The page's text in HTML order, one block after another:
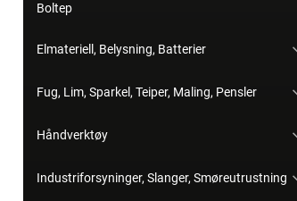
Boltep
Elmateriell, Belysning, Batterier
Fug, Lim, Sparkel, Teiper, Maling, Pensler
Håndverktøy
Industriforsyninger, Slanger, Smøreutrustning